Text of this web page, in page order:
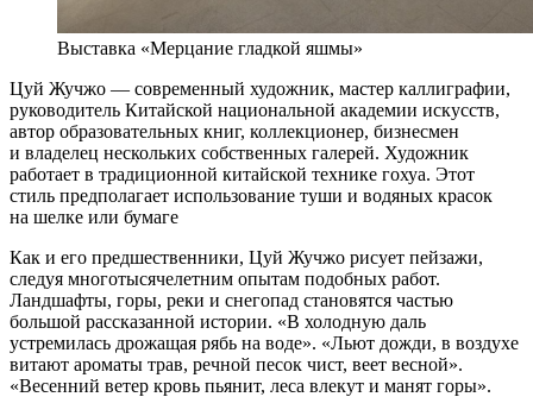
Выставка «Мерцание гладкой яшмы»
Цуй Жучжо — современный художник, мастер каллиграфии,
руководитель Китайской национальной академии искусств,
автор образовательных книг, коллекционер, бизнесмен
и владелец нескольких собственных галерей. Художник
работает в традиционной китайской технике гохуа. Этот
стиль предполагает использование туши и водяных красок
на шелке или бумаге
Как и его предшественники, Цуй Жучжо рисует пейзажи,
следуя многотысячелетним опытам подобных работ.
Ландшафты, горы, реки и снегопад становятся частью
большой рассказанной истории. «В холодную даль
устремилась дрожащая рябь на воде». «Льют дожди, в воздухе
витают ароматы трав, речной песок чист, веет весной».
«Весенний ветер кровь пьянит, леса влекут и манят горы».